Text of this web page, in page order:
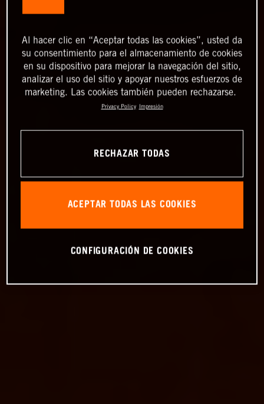
Al hacer clic en “Aceptar todas las cookies”, usted da
su consentimiento para el almacenamiento de cookies
en su dispositivo para mejorar la navegación del sitio,
analizar el uso del sitio y apoyar nuestros esfuerzos de
marketing. Las cookies también pueden rechazarse.
Privacy Policy Impresión
RECHAZAR TODAS
ACEPTAR TODAS LAS COOKIES
CONFIGURACIÓN DE COOKIES